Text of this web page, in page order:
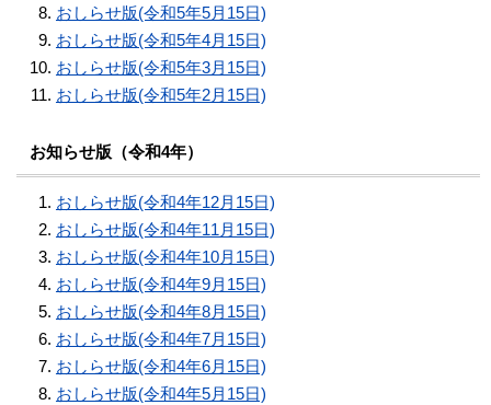
おしらせ版(令和5年5月15日)
おしらせ版(令和5年4月15日)
おしらせ版(令和5年3月15日)
おしらせ版(令和5年2月15日)
お知らせ版（令和4年）
おしらせ版(令和4年12月15日)
おしらせ版(令和4年11月15日)
おしらせ版(令和4年10月15日)
おしらせ版(令和4年9月15日)
おしらせ版(令和4年8月15日)
おしらせ版(令和4年7月15日)
おしらせ版(令和4年6月15日)
おしらせ版(令和4年5月15日)